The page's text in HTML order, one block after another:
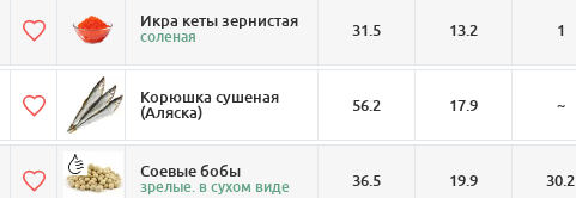
Икра кеты зернистая
соленая 31.5 13.2 1
Корюшка сушеная
(Аляска) 56.2 17.9 ~
Соевые бобы
зрелые. в сухом виде 36.5 19.9 30.2